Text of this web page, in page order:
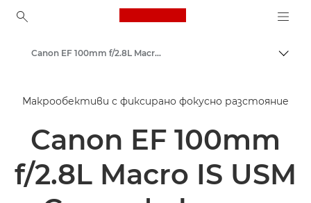
Canon Logo, back to
Обективи за фотоапарат Canon
Canon EF 100mm f/2.8L Macro IS USM - Обективи – обективи за фотоапарати
Макрообективи с фиксирано фокусно разстояние
Canon EF 100mm
f/2.8L Macro IS USM